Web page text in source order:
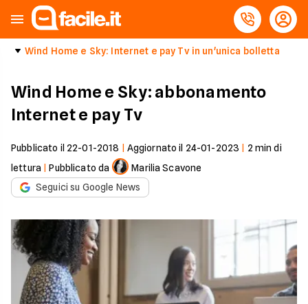
Wind Home e Sky: Internet e pay Tv in un'unica bolletta
Wind Home e Sky: abbonamento
Internet e pay Tv
Pubblicato il 22-01-2018 Aggiornato il 24-01-2023 2 min di
lettura |Pubblicato da
Marilia Scavone
Seguici su Google News